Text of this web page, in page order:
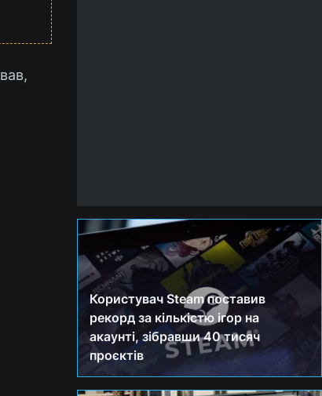
Користувач Steam поставив
рекорд за кількістю ігор на
акаунті, зібравши 40 тисяч
проєктів